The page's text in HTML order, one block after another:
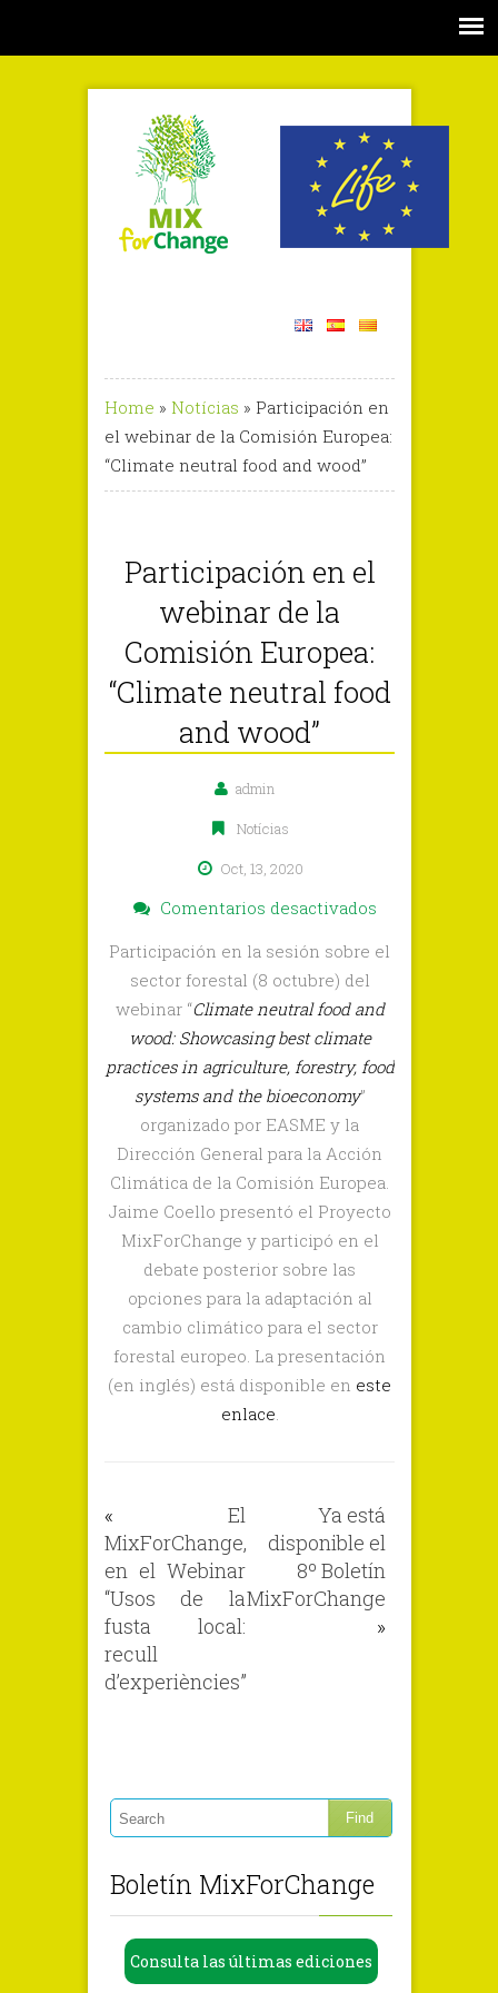
Home » Notícias » Participación en
el webinar de la Comisión Europea:
“Climate neutral food and wood”
Participación en el
webinar de la
Comisión Europea:
“Climate neutral food
and wood”
admin
Notícias
Oct, 13, 2020
Comentarios desactivados
en
webinar
la
“Climate
neutral
food
Participación en la sesión sobre el
sector forestal (8 octubre) del
webinar “Climate neutral food and
wood: Showcasing best climate
practices in agriculture, forestry, food
systems and the bioeconomy”
organizado por EASME y la
Dirección General para la Acción
Climática de la Comisión Europea.
Jaime Coello presentó el Proyecto
MixForChange y participó en el
debate posterior sobre las
opciones para la adaptación al
cambio climático para el sector
forestal europeo. La presentación
(en inglés) está disponible en este
enlace.
« El
MixForChange,
en el Webinar
“Usos de la
fusta local:
recull
d’experiències”
Ya está
disponible el
8º Boletín
MixForChange
»
Boletín MixForChange
Consulta las últimas ediciones